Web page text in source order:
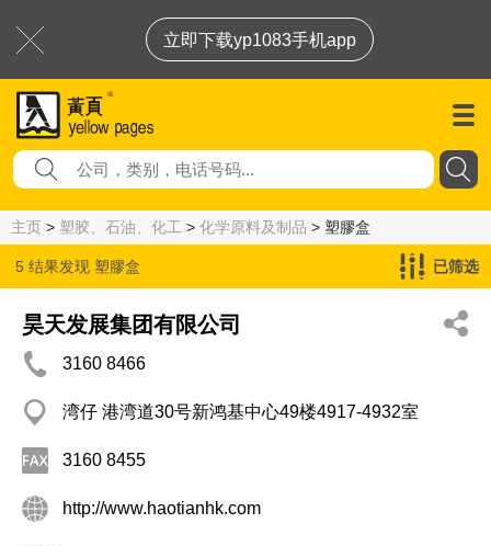
立即下载yp1083手机app
主页 > 塑胶、石油、化工 > 化学原料及制品 > 塑膠盒
5 结果发现 塑膠盒 已筛选
昊天发展集团有限公司
3160 8466
湾仔 港湾道30号新鸿基中心49楼4917-4932室
3160 8455
http://www.haotianhk.com